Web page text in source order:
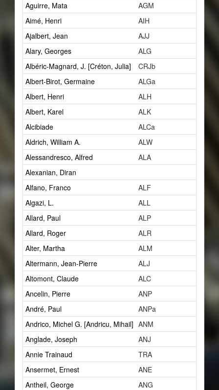
Aguirre, Mata
AGM
Aimé, Henri
AIH
Ajalbert, Jean
AJJ
Alary, Georges
ALG
Albéric-Magnard, J. [Créton, Julia]
CRJb
Albert-Birot, Germaine
ALGa
Albert, Henri
ALH
Albert, Karel
ALK
Alcibiade
ALCa
Aldrich, William A.
ALW
Alessandresco, Alfred
ALA
Alexanian, Diran
Alfano, Franco
ALF
Algazi, L.
ALL
Allard, Paul
ALP
Allard, Roger
ALR
Alter, Martha
ALM
Altermann, Jean-Pierre
ALJ
Altomont, Claude
ALC
Ancelin, Pierre
ANP
André, Paul
ANPa
Andrico, Michel G. [Andricu, Mihail] ANM
Anglade, Joseph
ANJ
Annie Trainaud
TRA
Ansermet, Ernest
ANE
Antheil, George
ANG